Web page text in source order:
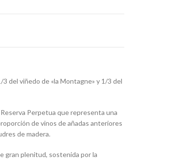
del viñedo de «la Montagne» y 1/3 del
Perpetua que representa una
de vinos de añadas anteriores
de madera.
gran plenitud, sostenida por la